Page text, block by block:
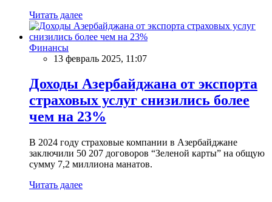
Читать далее
Финансы
13 февраль 2025, 11:07
Доходы Азербайджана от экспорта
страховых услуг снизились более
чем на 23%
В 2024 году страховые компании в Азербайджане
заключили 50 207 договоров “Зеленой карты” на общую
сумму 7,2 миллиона манатов.
Читать далее